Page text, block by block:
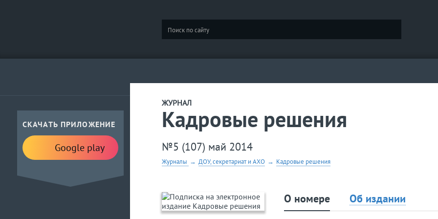
СКАЧАТЬ ПРИЛОЖЕНИЕ
Google play
ЖУРНАЛ
Кадровые решения
№5 (107) май 2014
Журналы → ДОУ, секретариат и АХО → Кадровые решения
О номере Об издании